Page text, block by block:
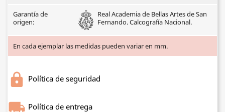
Garantía de
origen:
Real Academia de Bellas Artes de San
Fernando. Calcografía Nacional.
En cada ejemplar las medidas pueden variar en mm.
Política de seguridad
Política de entrega